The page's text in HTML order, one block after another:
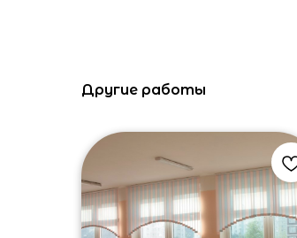
Другие работы